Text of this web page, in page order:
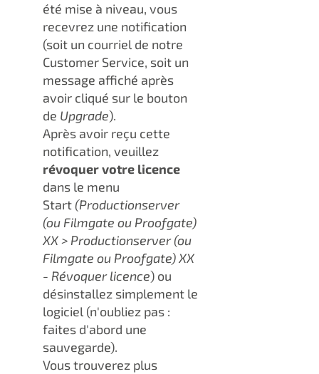
été mise à niveau, vous
recevrez une notification
(soit un courriel de notre
Customer Service, soit un
message affiché après
avoir cliqué sur le bouton
de Upgrade).
Après avoir reçu cette
notification, veuillez
révoquer votre licence
dans le menu
Start(Productionserver
(ou Filmgate ou Proofgate)
XX > Productionserver (ou
Filmgate ou Proofgate) XX
- Révoquer licence) ou
désinstallez simplement le
logiciel (n'oubliez pas :
faites d'abord une
sauvegarde).
Vous trouverez plus